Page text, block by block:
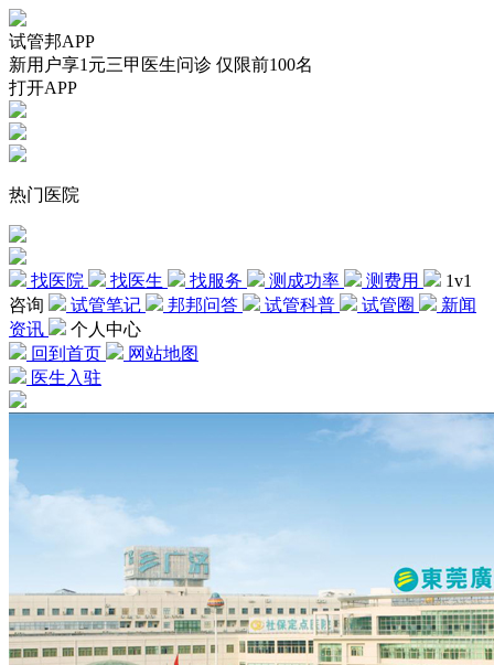
试管邦APP
新用户享1元三甲医生问诊 仅限前100名
打开APP
热门医院
找医院 找医生 找服务 测成功率 测费用
1v1
咨询
试管笔记 邦邦问答 试管科普 试管圈
新闻
资讯
个人中心
回到首页
网站地图
医生入驻